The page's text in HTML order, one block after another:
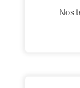
Nos